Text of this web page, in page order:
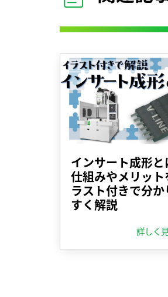
インサート成形と
仕組みやメリット
ラスト付きで分か
すく解説
詳しく